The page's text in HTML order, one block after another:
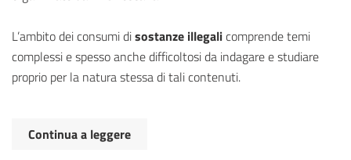
L’ambito dei consumi disostanze illegalicomprende temi
complessi e spesso anche difficoltosi da indagare e studiare
proprio per la natura stessa di tali contenuti.
Continua a leggere